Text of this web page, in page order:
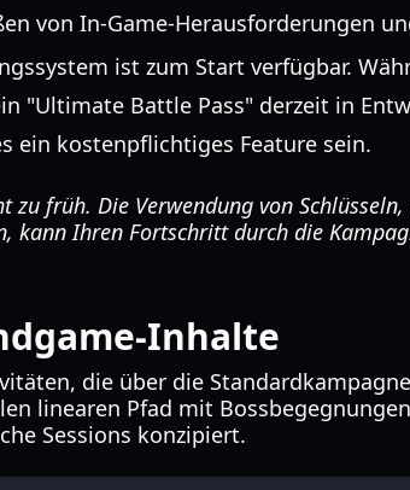
von In-Game-Herausforderungen
ist zum Start verfügbar.
"Ultimate Battle Pass" derzeit in
ein kostenpflichtiges Feature sein.
zu früh. Die Verwendung von
kann Ihren Fortschritt durch die
Inhalte
die über die
linearen Pfad mit
Sessions konzipiert.